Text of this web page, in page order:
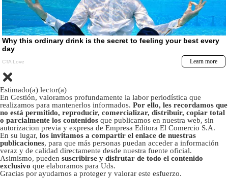
Estimado(a) lector(a)
En Gestión, valoramos profundamente la labor periodística que
realizamos para mantenerlos informados. Por ello, les recordamos que
no está permitido, reproducir, comercializar, distribuir, copiar total
o parcialmente los contenidos que publicamos en nuestra web, sin
autorizacion previa y expresa de Empresa Editora El Comercio S.A.
En su lugar, los invitamos a compartir el enlace de nuestras
publicaciones, para que más personas puedan acceder a información
veraz y de calidad directamente desde nuestra fuente oficial.
Asimismo, pueden suscribirse y disfrutar de todo el contenido
exclusivo que elaboramos para Uds.
Gracias por ayudarnos a proteger y valorar este esfuerzo.